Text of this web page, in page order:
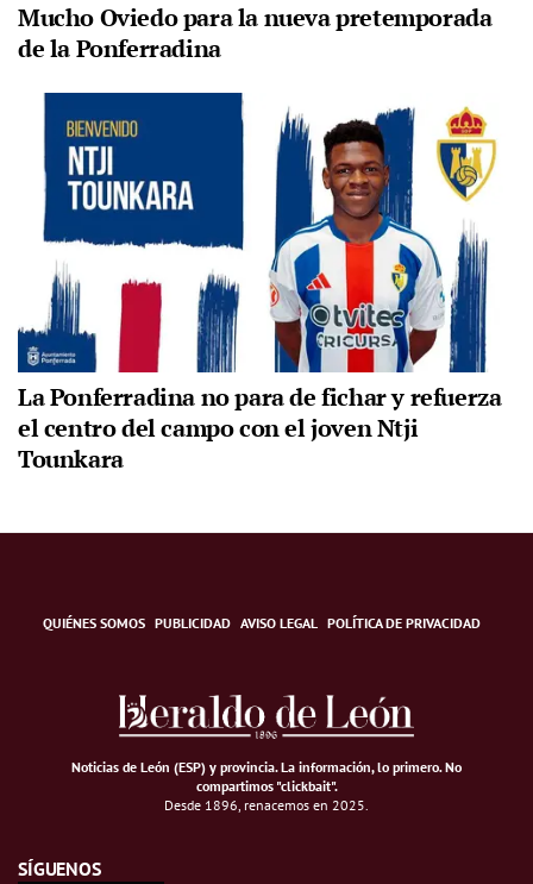
Mucho Oviedo para la nueva pretemporada
de la Ponferradina
La Ponferradina no para de fichar y refuerza
el centro del campo con el joven Ntji
Tounkara
QUIÉNES SOMOS PUBLICIDAD AVISO LEGAL POLÍTICA DE PRIVACIDAD
Noticias de León (ESP) y provincia. La información, lo primero.No
compartimos "clickbait".
Desde 1896, renacemos en 2025.
SÍGUENOS